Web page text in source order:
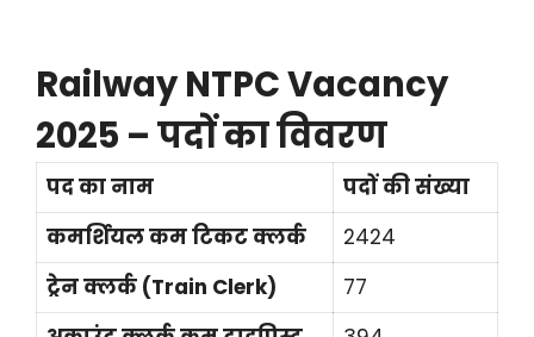
Railway NTPC Vacancy
2025 – पदों का विवरण
पद का नाम
पदों की संख्या
कमर्शियल कम टिकट क्लर्क
2424
ट्रेन क्लर्क (Train Clerk)
77